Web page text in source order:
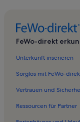
Ferienwohnungen in Los
Ferienwohnungen in
Ferienwohnungen in El
FeWo-direkt
Unterkunft inserieren
Sorglos mit FeWo-
Vertrauen und
Ressourcen für Partner